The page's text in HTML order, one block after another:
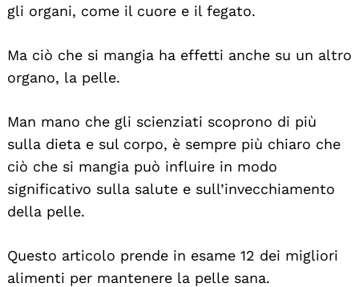
gli organi, come il cuore e il fegato.
Ma ciò che si mangia ha effetti anche su un altro
organo, la pelle.
Man mano che gli scienziati scoprono di più
sulla dieta e sul corpo, è sempre più chiaro che
ciò che si mangia può influire in modo
significativo sulla salute e sull’invecchiamento
della pelle.
Questo articolo prende in esame 12 dei migliori
alimenti per mantenere la pelle sana.